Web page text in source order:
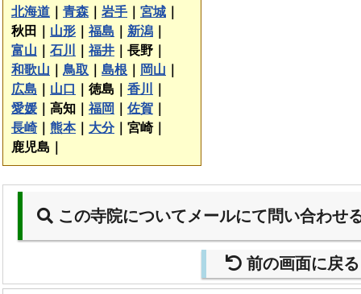
北海道
青森 岩手 宮城
秋田｜ 山形 福島 新潟
富山
石川 福井
長野｜
和歌山
鳥取 島根 岡山
広島
山口 徳島｜ 香川
愛媛
高知｜ 福岡 佐賀
長崎｜ 熊本｜ 大分｜ 宮崎｜
鹿児島｜
この寺院についてメールにて問い合わせ
前の画面に戻る